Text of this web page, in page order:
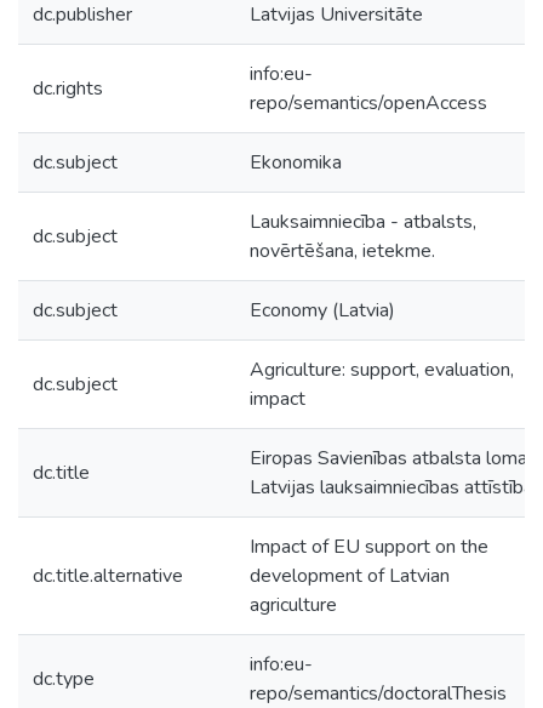
dc.publisher Latvijas Universitāte
dc.rights
info:eu-
repo/semantics/openAccess
dc.subject Ekonomika
dc.subject
Lauksaimniecība - atbalsts,
novērtēšana, ietekme.
dc.subject Economy (Latvia)
dc.subject
Agriculture: support, evaluation,
impact
dc.title
Eiropas Savienības atbalsta loma
Latvijas lauksaimniecības attīstībā
dc.title.alternative
Impact of EU support on the
development of Latvian
agriculture
dc.type
info:eu-
repo/semantics/doctoralThesis